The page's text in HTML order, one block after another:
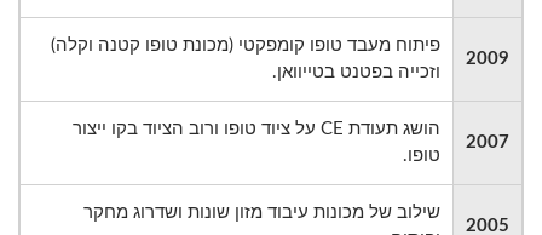
2009
פיתוח מעבד טופו קומפקטי (מכונת טופו קטנה וקלה)
וזכייה בפטנט בטייוואן.
2007
הושג תעודת CE על ציוד טופו ורוב הציוד בקו ייצור
טופו.
2005
שילוב של מכונות עיבוד מזון שונות ושדרוג מחקר